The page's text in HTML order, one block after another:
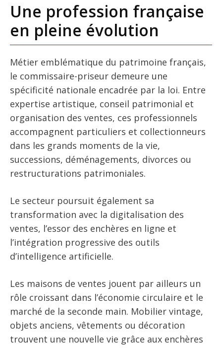
Une profession française
en pleine évolution
Métier emblématique du patrimoine français,
le commissaire-priseur demeure une
spécificité nationale encadrée par la loi. Entre
expertise artistique, conseil patrimonial et
organisation des ventes, ces professionnels
accompagnent particuliers et collectionneurs
dans les grands moments de la vie,
successions, déménagements, divorces ou
restructurations patrimoniales.
Le secteur poursuit également sa
transformation avec la digitalisation des
ventes, l’essor des enchères en ligne et
l’intégration progressive des outils
d’intelligence artificielle.
Les maisons de ventes jouent par ailleurs un
rôle croissant dans l’économie circulaire et le
marché de la seconde main. Mobilier vintage,
objets anciens, vêtements ou décoration
trouvent une nouvelle vie grâce aux enchères